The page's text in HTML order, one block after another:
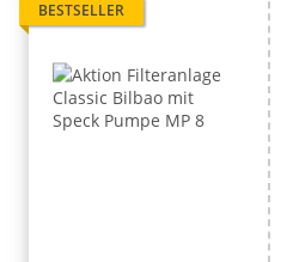
BESTSELLER